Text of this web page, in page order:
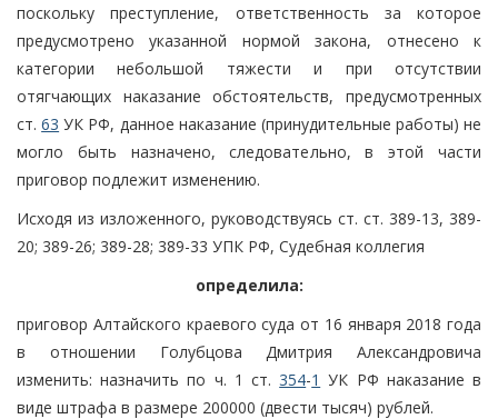
поскольку преступление, ответственность за которое
предусмотрено указанной нормой закона, отнесено к
категории небольшой тяжести и при отсутствии
отягчающих наказание обстоятельств, предусмотренных
ст.63 УК РФ, данное наказание (принудительные работы) не
могло быть назначено, следовательно, в этой части
приговор подлежит изменению.
Исходя из изложенного, руководствуясь ст. ст. 389-13, 389-
20; 389-26; 389-28; 389-33 УПК РФ, Судебная коллегия
определила:
приговор Алтайского краевого суда от 16 января 2018 года
в отношении Голубцова Дмитрия Александровича
изменить: назначить по ч. 1 ст.354-1 УК РФ наказание в
виде штрафа в размере 200000 (двести тысяч) рублей.